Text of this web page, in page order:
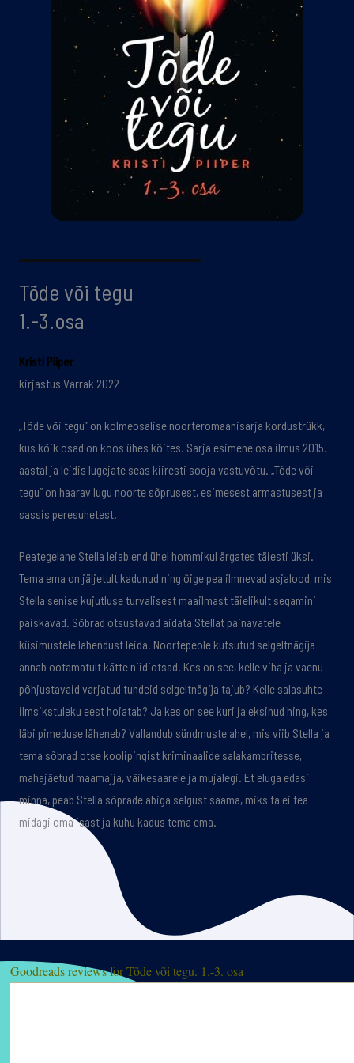
Tõde või tegu
1.-3.osa
Kristi Piiper
kirjastus Varrak 2022
„Tõde või tegu” on kolmeosalise noorteromaanisarja kordustrükk,
kus kõik osad on koos ühes köites. Sarja esimene osa ilmus 2015.
aastal ja leidis lugejate seas kiiresti sooja vastuvõtu. „Tõde või
tegu” on haarav lugu noorte sõprusest, esimesest armastusest ja
sassis peresuhetest.
Peategelane Stella leiab end ühel hommikul ärgates täiesti üksi.
Tema ema on jäljetult kadunud ning õige pea ilmnevad asjalood, mis
Stella senise kujutluse turvalisest maailmast täielikult segamini
paiskavad. Sõbrad otsustavad aidata Stellat painavatele
küsimustele lahendust leida. Noortepeole kutsutud selgeltnägija
annab ootamatult kätte niidiotsad. Kes on see, kelle viha ja vaenu
põhjustavaid varjatud tundeid selgeltnägija tajub? Kelle salasuhte
ilmsikstuleku eest hoiatab? Ja kes on see kuri ja eksinud hing, kes
läbi pimeduse läheneb? Vallandub sündmuste ahel, mis viib Stella ja
tema sõbrad otse koolipingist kriminaalide salakambritesse,
mahajäetud maamajja, väikesaarele ja mujalegi. Et eluga edasi
minna, peab Stella sõprade abiga selgust saama, miks ta ei tea
midagi oma isast ja kuhu kadus tema ema.
Goodreads reviews for Tõde või tegu. 1.-3. osa